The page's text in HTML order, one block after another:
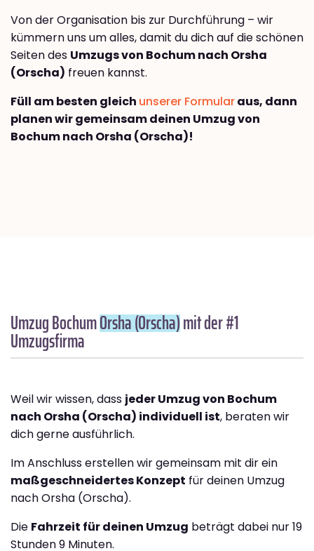
Von der Organisation bis zur Durchführung – wir
kümmern uns um alles, damit du dich auf die schönen
Seiten des Umzugs von Bochum nach Orsha
(Orscha) freuen kannst.
Füll am besten gleich unserer Formularaus, dann
planen wir gemeinsam deinen Umzug von
Bochum nach Orsha (Orscha)!
Umzug BochumOrsha (Orscha)mit der #1
Umzugsfirma
Weil wir wissen, dass jeder Umzug von Bochum
nach Orsha (Orscha) individuell ist, beraten wir
dich gerne ausführlich.
Im Anschluss erstellen wir gemeinsam mit dir ein
maßgeschneidertes Konzept für deinen Umzug
nach Orsha (Orscha).
Die Fahrzeit für deinen Umzug beträgt dabei nur 19
Stunden 9 Minuten.